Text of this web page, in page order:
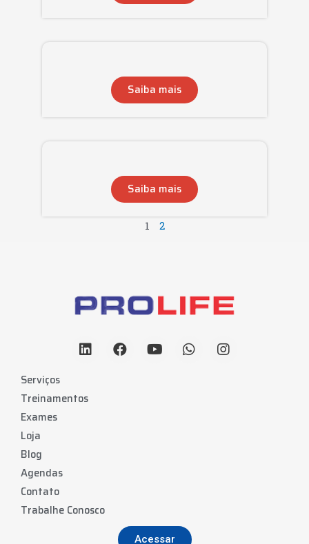
Saiba mais
Saiba mais
1 2
Serviços
Treinamentos
Exames
Loja
Blog
Agendas
Contato
Trabalhe Conosco
Acessar